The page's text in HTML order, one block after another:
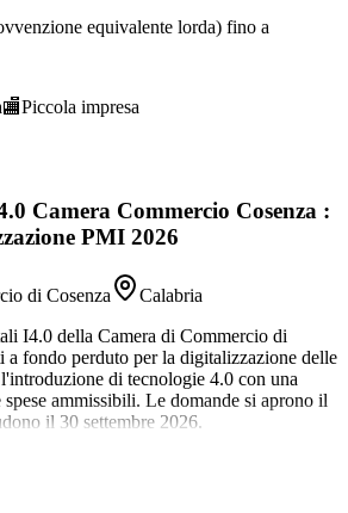
equivalente lorda) fino a
🏬Piccola impresa
Camera Commercio Cosenza :
PMI 2026
di Cosenza
Calabria
I4.0 della Camera di Commercio di
a fondo perduto per la digitalizzazione delle
di tecnologie 4.0 con una
ammissibili. Le domande si aprono il
il 30 settembre 2026.